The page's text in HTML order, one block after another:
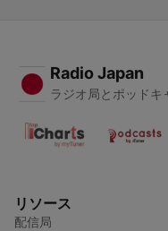
Radio Japan
ラジオ局とポッドキ
リソース
配信局